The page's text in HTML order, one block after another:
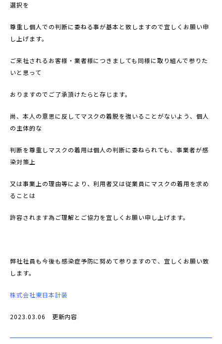
選択を
尊重し個人での判断に委ねる事が基本と致しますので宜しくお願い申
し上げます。
ご来社されるお客様・業者様につきましても同様に取り組んで参りた
いと思って
おりますのでご了承頂けたらと存じます。
尚、本人の意思に反してマスクの着脱を強いることがないよう、個人
の主体的な
判断を尊重しマスクの着用は個人の判断に委ねられても、事業者が感
染対策上
又は事業上の理由等により、利用者又は従業員にマスクの着用を求め
ることは
許容されます為ご理解とご協力を宜しくお願い申し上げます。
弊社社員も今後も感染症予防に努めて参りますので、宜しくお願い致
します。
株式会社東日本計装
2023.03.06 更新内容